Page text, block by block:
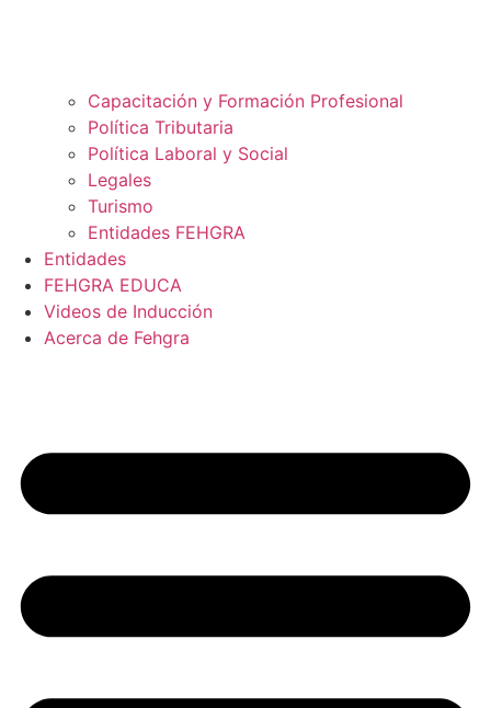
Capacitación y Formación Profesional
Política Tributaria
Política Laboral y Social
Legales
Turismo
Entidades FEHGRA
Entidades
FEHGRA EDUCA
Videos de Inducción
Acerca de Fehgra